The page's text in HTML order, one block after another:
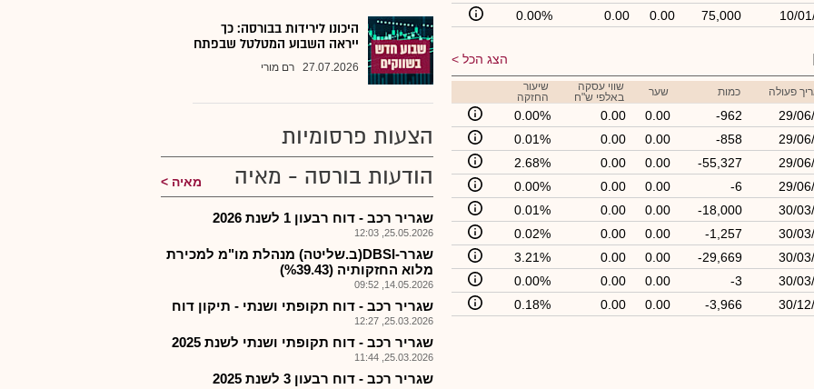
10/
75,000
0.00
0.00
0.00%
הצג הכל
פעולה כמות שער
שווי עסקה
באלפי ש"ח
שיעור
החזקה
29/
-962
0.00
0.00
0.00%
29/
-858
0.00
0.00
0.01%
29/
-55,327
0.00
0.00
2.68%
29/
-6
0.00
0.00
0.00%
30/
-18,000
0.00
0.00
0.01%
30/
-1,257
0.00
0.00
0.02%
30/
-29,669
0.00
0.00
3.21%
30/
-3
0.00
0.00
0.00%
30/
-3,966
0.00
0.00
0.18%
היכונו לירידות בבורסה: כך
ייראה השבוע המטלטל שבפתח
27.07.2026 רם מורי
הצעות פרסומיות
הודעות בורסה - מאיה
מאיה
שגריר רכב - דוח רבעון 1 לשנת 2026
25.05.2026, 12:03
שגרר-DBSI(ב.שליטה) מנהלת מו"מ למכירת
מלוא החזקותיה (%39.43)
14.05.2026, 09:52
שגריר רכב - דוח תקופתי ושנתי - תיקון דוח
25.03.2026, 12:27
שגריר רכב - דוח תקופתי ושנתי לשנת 2025
25.03.2026, 11:44
שגריר רכב - דוח רבעון 3 לשנת 2025